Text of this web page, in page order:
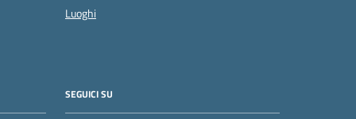
Luoghi
SEGUICI SU